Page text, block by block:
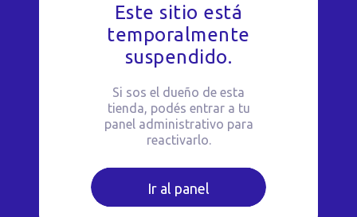
Este sitio está
temporalmente
suspendido.
Si sos el dueño de esta
tienda, podés entrar a tu
panel administrativo para
reactivarlo.
Ir al panel